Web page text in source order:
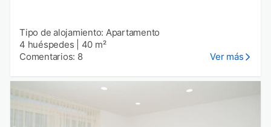
Tipo de alojamiento: Apartamento
4 huéspedes
40 m²
Comentarios: 8
Ver más